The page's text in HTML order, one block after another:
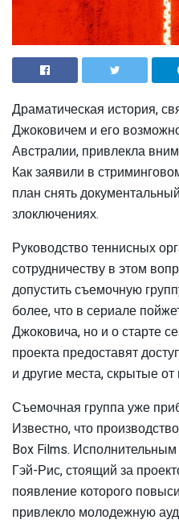
Драматическая история,
Джоковичем и его
Австралии, привлекла
Как заявили в
план снять
злоключениях.
Руководство теннисных
сотрудничеству в этом
допустить съемочную
более, что в сериале
Джоковича, но и о старте
проекта предоставят
и другие места, скрытые
Съемочная группа уже
Известно, что
Box Films.
Гэй-Рис, стоящий за
появление которого
привлекло молодежную